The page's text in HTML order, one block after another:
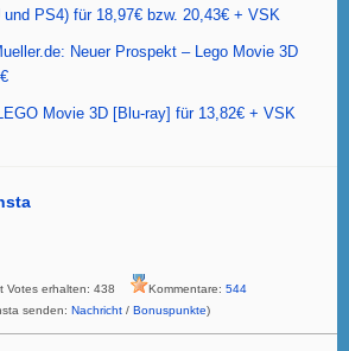
PS4) für 18,97€ bzw. 20,43€ + VSK
Neuer Prospekt – Lego Movie 3D
Movie 3D [Blu-ray] für 13,82€ + VSK
Votes erhalten: 438 Kommentare: 544
senden: Nachricht / Bonuspunkte)